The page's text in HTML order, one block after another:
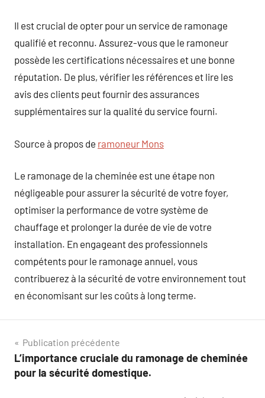
Il est crucial de opter pour un service de ramonage
qualifié et reconnu. Assurez-vous que le ramoneur
possède les certifications nécessaires et une bonne
réputation. De plus, vérifier les références et lire les
avis des clients peut fournir des assurances
supplémentaires sur la qualité du service fourni.
Source à propos de ramoneur Mons
Le ramonage de la cheminée est une étape non
négligeable pour assurer la sécurité de votre foyer,
optimiser la performance de votre système de
chauffage et prolonger la durée de vie de votre
installation. En engageant des professionnels
compétents pour le ramonage annuel, vous
contribuerez à la sécurité de votre environnement tout
en économisant sur les coûts à long terme.
Navigation
de
Publication précédente
L’importance cruciale du ramonage de cheminée
pour la sécurité domestique.